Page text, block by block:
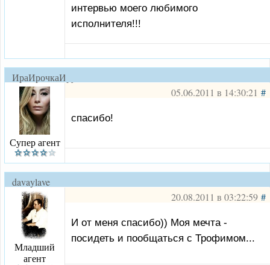
интервью моего любимого
исполнителя!!!
ИраИрочкаИруся
05.06.2011 в 14:30:21 #
Супер агент
спасибо!
davaylave
20.08.2011 в 03:22:59 #
Младший
агент
И от меня спасибо)) Моя мечта -
посидеть и пообщаться с Трофимом...